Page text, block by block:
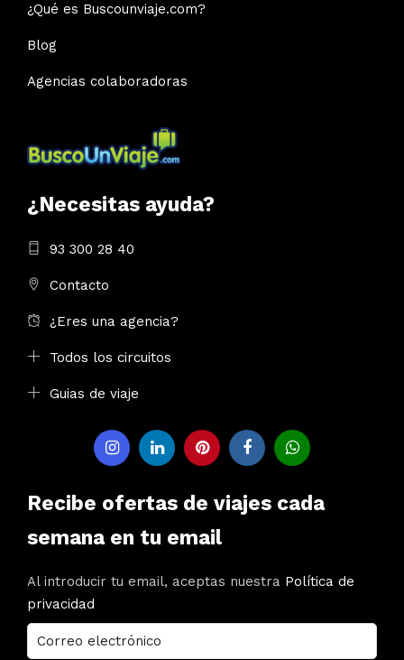
¿Qué es Buscounviaje.com?
Blog
Agencias colaboradoras
¿Necesitas ayuda?
93 300 28 40
Contacto
¿Eres una agencia?
Todos los circuitos
Guias de viaje
Recibe ofertas de viajes cada
semana en tu email
Al introducir tu email, aceptas nuestra Política de
privacidad